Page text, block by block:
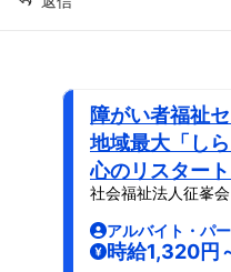
障がい者福祉
地域最大「し
心のリスター
力に合わせた柔
社会福祉法人征峯会
アルバイト・パ
時給1,320円